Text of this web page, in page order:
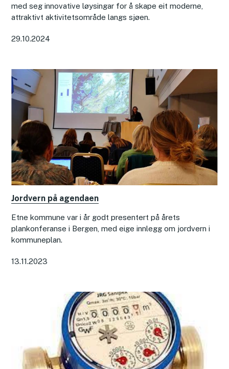
29.10.2024
med seg innovative løysingar for å skape eit moderne,
attraktivt aktivitetsområde langs sjøen.
13.11.2023
Jordvern på agendaen
Etne kommune var i år godt presentert på årets
plankonferanse i Bergen, med eige innlegg om jordvern i
kommuneplan.